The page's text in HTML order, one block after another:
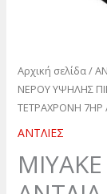
Αρχική σελίδα/
ΝΕΡΟΥ ΥΨΗΛΗΣ
ΤΕΤΡΑΧΡΟΝΗ 7ΗP /
ΑΝΤΛΙΕΣ
/
2”X2”
ποσότητα